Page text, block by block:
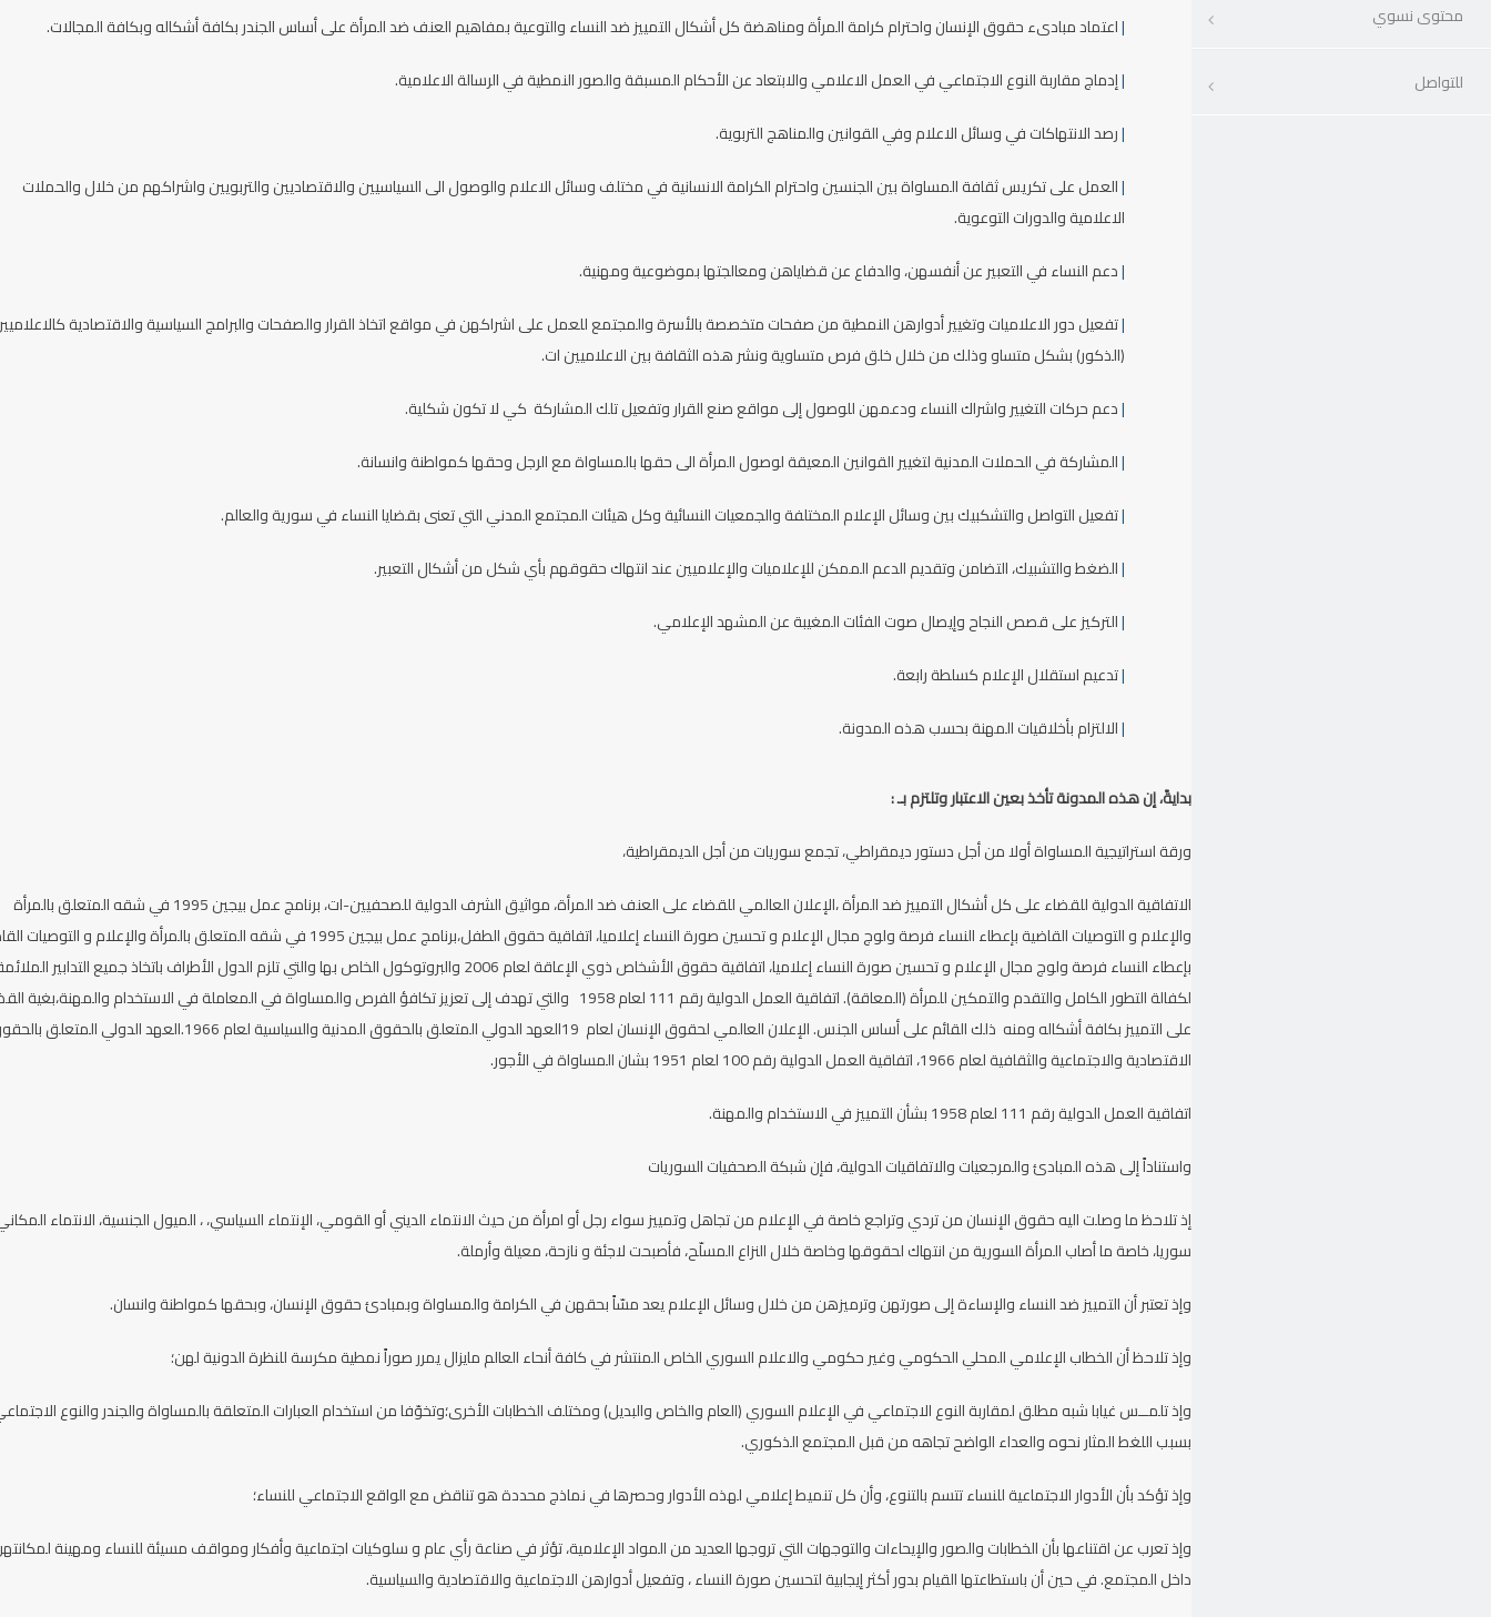
محتوى نسوي
للتواصل
|اعتماد مبادىء حقوق الإنسان واحترام كرامة المرأة ومناهضة كل أشكال التمييز ضد النساء والتوعية بمفاهيم العنف ضد المرأة على أساس الجندر بكافة أشكاله وبكافة المجالات.
|إدماج مقاربة النوع الاجتماعي في العمل الاعلامي والابتعاد عن الأحكام المسبقة والصور النمطية في الرسالة الاعلامية.
|رصد الانتهاكات في وسائل الاعلام وفي القوانين والمناهج التربوية.
|العمل على تكريس ثقافة المساواة بين الجنسين واحترام الكرامة الانسانية في مختلف وسائل الاعلام والوصول الى السياسيين والاقتصاديين والتربويين واشراكهم من خلال والحملات
الاعلامية والدورات التوعوية.
|دعم النساء في التعبير عن أنفسهن، والدفاع عن قضاياهن ومعالجتها بموضوعية ومهنية.
|تفعيل دور الاعلاميات وتغيير أدوارهن النمطية من صفحات متخصصة بالأسرة والمجتمع للعمل على اشراكهن في مواقع اتخاذ القرار والصفحات والبرامج السياسية والاقتصادية
(الذكور) بشكل متساو وذلك من خلال خلق فرص متساوية ونشر هذه الثقافة بين الاعلاميين ات.
|دعم حركات التغيير واشراك النساء ودعمهن للوصول إلى مواقع صنع القرار وتفعيل تلك المشاركة كي لا تكون شكلية.
|المشاركة في الحملات المدنية لتغيير القوانين المعيقة لوصول المرأة الى حقها بالمساواة مع الرجل وحقها كمواطنة وانسانة.
|تفعيل التواصل والتشكبيك بين وسائل الإعلام المختلفة والجمعيات النسائية وكل هيئات المجتمع المدني التي تعنى بقضايا النساء في سورية والعالم.
|الضغط والتشبيك، التضامن وتقديم الدعم الممكن للإعلاميات والإعلاميين عند انتهاك حقوقهم بأي شكل من أشكال التعبير.
|التركيز على قصص النجاح وإيصال صوت الفئات المغيبة عن المشهد الإعلامي.
|تدعيم استقلال الإعلام كسلطة رابعة.
|الالتزام بأخلاقيات المهنة بحسب هذه المدونة.
بدايةً، إن هذه المدونة تأخذ بعين الاعتبار وتلتزم بـ :
ورقة استراتيجية المساواة أولا من أجل دستور ديمقراطي، تجمع سوريات من أجل الديمقراطية،
الاتفاقية الدولية للقضاء على كل أشكال التمييز ضد المرأة ،الإعلان العالمي للقضاء على العنف ضد المرأة، مواثيق الشرف الدولية للصحفيين-ات، برنامج عمل بيجين 1995 في شقه المتعلق بالمرأة
والإعلام و التوصيات القاضية بإعطاء النساء فرصة ولوج مجال الإعلام و تحسين صورة النساء إعلاميا، اتفاقية حقوق الطفل،برنامج عمل بيجين 1995 في شقه المتعلق بالمرأة والإعلام و
بإعطاء النساء فرصة ولوج مجال الإعلام و تحسين صورة النساء إعلاميا، اتفاقية حقوق الأشخاص ذوي الإعاقة لعام 2006 والبروتوكول الخاص بها والتي تلزم الدول الأطراف باتخاذ جميع التدابير
لكفالة التطور الكامل والتقدم والتمكين للمرأة (المعاقة). اتفاقية العمل الدولية رقم 111 لعام 1958 والتي تهدف إلى تعزيز تكافؤ الفرص والمساواة في المعاملة في الاستخدام
على التمييز بكافة أشكاله ومنه ذلك القائم على أساس الجنس. الإعلان العالمي لحقوق الإنسان لعام 19العهد الدولي المتعلق بالحقوق المدنية والسياسية لعام 1966.العهد الدولي
الاقتصادية والاجتماعية والثقافية لعام 1966، اتفاقية العمل الدولية رقم 100 لعام 1951 بشان المساواة في الأجور.
اتفاقية العمل الدولية رقم 111 لعام 1958 بشأن التمييز في الاستخدام والمهنة.
واستناداً إلى هذه المبادئ والمرجعيات والاتفاقيات الدولية، فإن شبكة الصحفيات السوريات
إذ تلاحظ ما وصلت اليه حقوق الإنسان من تردي وتراجع خاصة في الإعلام من تجاهل وتمييز سواء رجل أو امرأة من حيث الانتماء الديني أو القومي، الإنتماء السياسي، ، الميول الجنسية، الانتماء
سوريا، خاصة ما أصاب المرأة السورية من انتهاك لحقوقها وخاصة خلال النزاع المسلّح، فأصبحت لاجئة و نازحة، معيلة وأرملة.
وإذ تعتبر أن التمييز ضد النساء والإساءة إلى صورتهن وترميزهن من خلال وسائل الإعلام يعد مسّاً بحقهن في الكرامة والمساواة وبمبادئ حقوق الإنسان، وبحقها كمواطنة وانسان.
وإذ تلاحظ أن الخطاب الإعلامي المحلي الحكومي وغير حكومي والاعلام السوري الخاص المنتشر في كافة أنحاء العالم مايزال يمرر صوراً نمطية مكرسة للنظرة الدونية لهن؛
وإذ تلمــس غيابا شبه مطلق لمقاربة النوع الاجتماعي في الإعلام السوري (العام والخاص والبديل) ومختلف الخطابات الأخرى؛وتخوّفا من استخدام العبارات المتعلقة بالمساواة والجندر والنوع
بسبب اللغط المثار نحوه والعداء الواضح تجاهه من قبل المجتمع الذكوري.
وإذ تؤكد بأن الأدوار الاجتماعية للنساء تتسم بالتنوع، وأن كل تنميط إعلامي لهذه الأدوار وحصرها في نماذج محددة هو تناقض مع الواقع الاجتماعي للنساء؛
وإذ تعرب عن اقتناعها بأن الخطابات والصور والإيحاءات والتوجهات التي تروجها العديد من المواد الإعلامية، تؤثر في صناعة رأي عام و سلوكيات اجتماعية وأفكار ومواقف مسيئة للنساء ومهينة
داخل المجتمع. في حين أن باستطاعتها القيام بدور أكثر إيجابية لتحسين صورة النساء ، وتفعيل أدوارهن الاجتماعية والاقتصادية والسياسية.